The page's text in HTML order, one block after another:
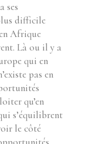
ses
difficile
Afrique
Là ou il y a
qui en
pas en
qu’en
s’équilibrent
le côté